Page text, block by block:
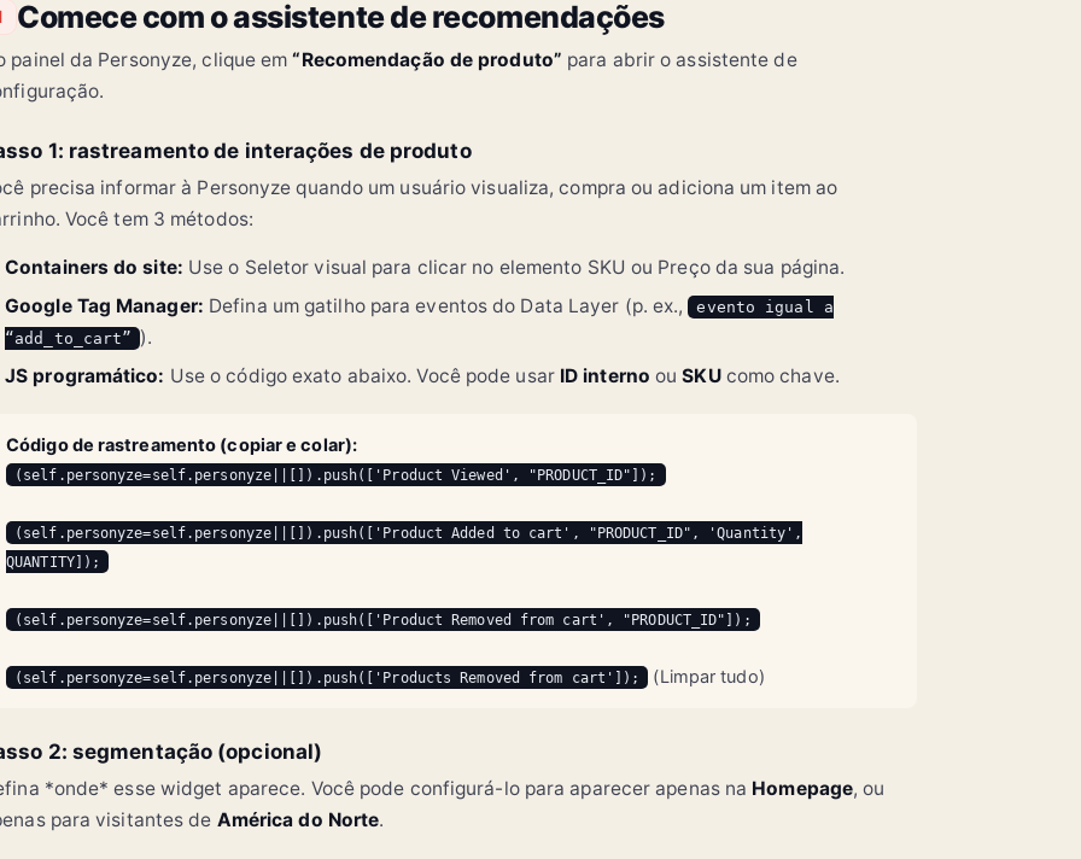
Comparativo
Guia
Tutorial
Mais lidos em Tecnologia
cibersegurança
Comece com o assistente de recomendações
painel da Personyze, clique em“Recomendação de produto” para abrir o assistente de
1: rastreamento de interações de produto
precisa informar à Personyze quando um usuário visualiza, compra ou adiciona um item ao
Você tem 3 métodos:
Containers do site: Use o Seletor visual para clicar no elemento SKU ou Preço da sua página.
Google Tag Manager: Defina um gatilho para eventos do Data Layer (p. ex., evento igual a
“add_to_cart” ).
JS programático: Use o código exato abaixo. Você pode usar ID interno ouSKUcomo chave.
Código de rastreamento (copiar e colar):
(self.personyze=self.personyze||[]).push(['Product Viewed', "PRODUCT_ID"]);
(self.personyze=self.personyze||[]).push(['Product Added to cart', "PRODUCT_ID", 'Quantity',
QUANTITY]);
(self.personyze=self.personyze||[]).push(['Product Removed from cart', "PRODUCT_ID"]);
(self.personyze=self.personyze||[]).push(['Products Removed from cart']); (Limpar tudo)
2: segmentação (opcional)
*onde* esse widget aparece. Você pode configurá-lo para aparecer apenas na Homepage, ou
para visitantes de América do Norte.